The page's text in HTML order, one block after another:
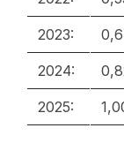
2023:
2024:
2025: